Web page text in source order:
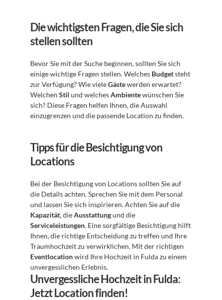
Die wichtigsten Fragen, die Sie sich
stellen sollten
Bevor Sie mit der Suche beginnen, sollten Sie sich
einige wichtige Fragen stellen. Welches Budget steht
zur Verfügung? Wie viele Gäste werden erwartet?
Welchen Stil und welches Ambiente wünschen Sie
sich? Diese Fragen helfen Ihnen, die Auswahl
einzugrenzen und die passende Location zu finden.
Tipps für die Besichtigung von
Locations
Bei der Besichtigung von Locations sollten Sie auf
die Details achten. Sprechen Sie mit dem Personal
Kapazität, die Ausstattung
Serviceleistungen. Eine sorgfältige Besichtigung hilft
Ihnen, die richtige Entscheidung zu treffen und Ihre
Eventlocation wird Ihre Hochzeit in Fulda zu einem
unvergesslichen Erlebnis.
Unvergessliche Hochzeit in Fulda:
Jetzt Location finden!